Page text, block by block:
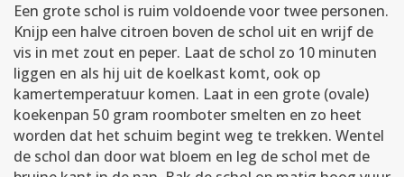
Een grote schol is ruim voldoende voor twee personen.
Knijp een halve citroen boven de schol uit en wrijf de
vis in met zout en peper. Laat de schol zo 10 minuten
liggen en als hij uit de koelkast komt, ook op
kamertemperatuur komen. Laat in een grote (ovale)
koekenpan 50 gram roomboter smelten en zo heet
worden dat het schuim begint weg te trekken. Wentel
de schol dan door wat bloem en leg de schol met de